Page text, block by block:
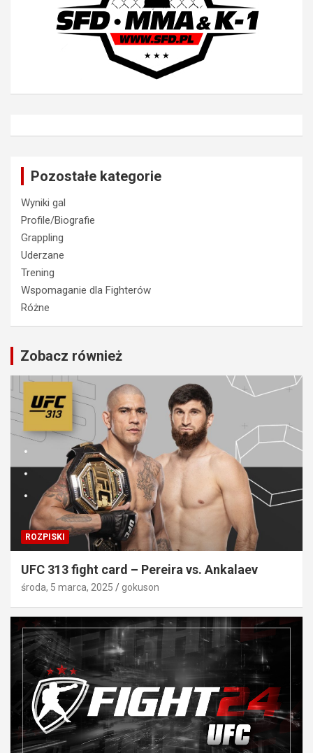
Pozostałe kategorie
Wyniki gal
Profile/Biografie
Grappling
Uderzane
Trening
Wspomaganie dla Fighterów
Różne
Zobacz również
ROZPISKI
UFC 313 fight card – Pereira vs. Ankalaev
środa, 5 marca, 2025 gokuson